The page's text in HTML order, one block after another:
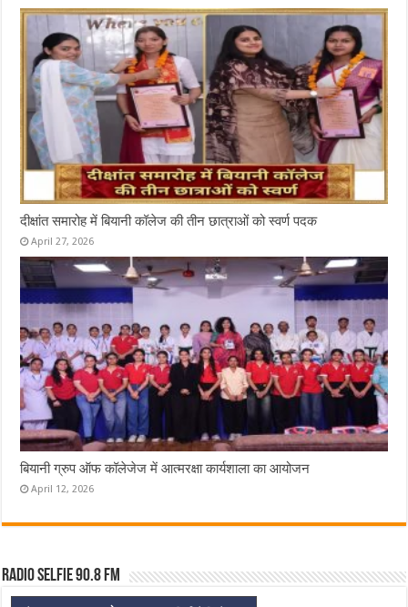
दीक्षांत समारोह में बियानी कॉलेज की तीन छात्राओं को स्वर्ण पदक
April 27, 2026
बियानी ग्रुप ऑफ कॉलेजेज में आत्मरक्षा कार्यशाला का आयोजन
April 12, 2026
Radio Selfie 90.8 FM